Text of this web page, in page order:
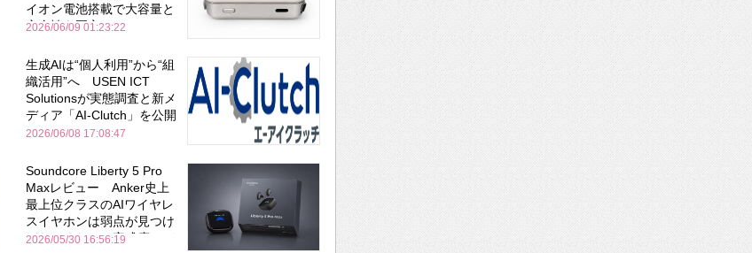
イオン電池搭載で大容量と
安全性を両立
2026/06/09 01:23:22
生成AIは“個人利用”から“組
織活用”へ USEN ICT
Solutionsが実態調査と新メ
ディア「AI-Clutch」を公開
2026/06/08 17:08:47
Soundcore Liberty 5 Pro
Maxレビュー Anker史上
最上位クラスのAIワイヤレ
スイヤホンは弱点が見つけ
づらいくらいの完成度にび
2026/05/30 16:56:19